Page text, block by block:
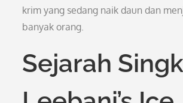
krim yang sedang naik daun dan
banyak orang.
Sejarah